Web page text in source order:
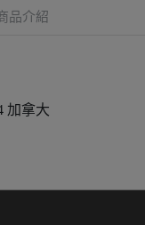
品介紹
加拿大